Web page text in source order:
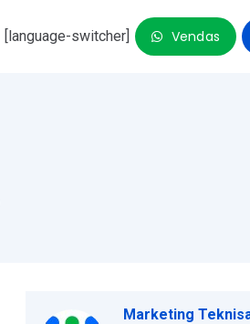
[language-switcher] Vendas
Marketing